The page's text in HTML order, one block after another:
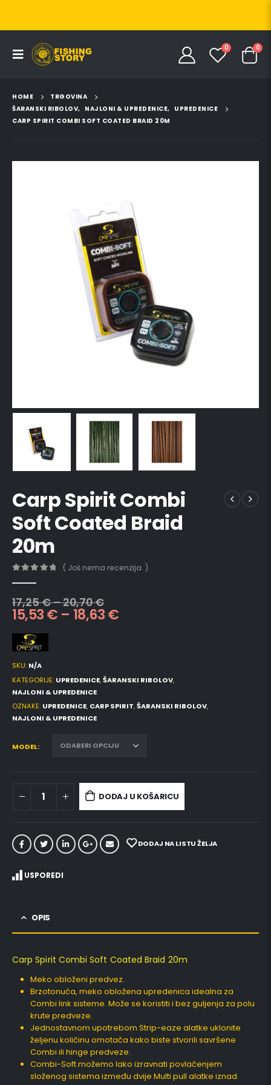
0 0
HOME
TRGOVINA
ŠARANSKI RIBOLOV, NAJLONI & UPREDENICE, UPREDENICE
CARP SPIRIT COMBI SOFT COATED BRAID 20M
Carp Spirit Combi
Soft Coated Braid
20m
( Još nema recenzija. )
17,25€–20,70€
15,53€ – 18,63€
SKU: N/A
KATEGORIJE: UPREDENICE,ŠARANSKI RIBOLOV,
NAJLONI & UPREDENICE
OZNAKE: UPREDENICE, CARP SPIRIT,ŠARANSKI RIBOLOV,
NAJLONI & UPREDENICE
MODEL
DODAJ U KOŠARICU
DODAJ NA LISTU ŽELJA
USPOREDI
OPIS
Carp Spirit Combi Soft Coated Braid 20m
Meko obloženi predvez.
Brzotonuća, meko obložena upredenica idealna za
Combi link sisteme. Može se koristiti i bez guljenja za polu
krute predveze.
Jednostavnom upotrebom Strip-eaze alatke uklonite
željenu količinu omotača kako biste stvorili savršene
Combi ili hinge predveze.
Combi-Soft možemo lako izravnati povlačenjem
složenog sistema između dvije Multi pull alatke iznad